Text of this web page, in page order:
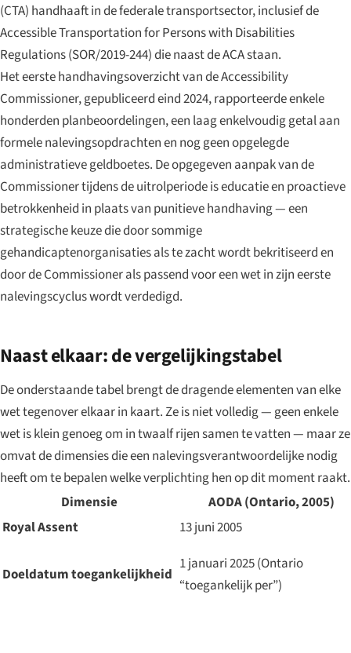
(CTA) handhaaft in de federale transportsector, inclusief de
Accessible Transportation for Persons with Disabilities
Regulations (SOR/2019-244) die naast de ACA staan.
Het eerste handhavingsoverzicht van de Accessibility
Commissioner, gepubliceerd eind 2024, rapporteerde enkele
honderden planbeoordelingen, een laag enkelvoudig getal aan
formele nalevingsopdrachten en nog geen opgelegde
administratieve geldboetes. De opgegeven aanpak van de
Commissioner tijdens de uitrolperiode is educatie en proactieve
betrokkenheid in plaats van punitieve handhaving — een
strategische keuze die door sommige
gehandicaptenorganisaties als te zacht wordt bekritiseerd en
door de Commissioner als passend voor een wet in zijn eerste
nalevingscyclus wordt verdedigd.
Naast elkaar: de vergelijkingstabel
De onderstaande tabel brengt de dragende elementen van elke
wet tegenover elkaar in kaart. Ze is niet volledig — geen enkele
wet is klein genoeg om in twaalf rijen samen te vatten — maar ze
omvat de dimensies die een nalevingsverantwoordelijke nodig
heeft om te bepalen welke verplichting hen op dit moment raakt.
Dimensie
AODA (Ontario, 2005)
Royal Assent
13 juni 2005
Doeldatum toegankelijkheid
1 januari 2025 (Ontario
“toegankelijk per”)